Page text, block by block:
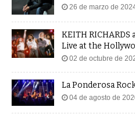
26 de marzo de
KEITH
Live at the
02 de octubre de
La Ponderosa
04 de agosto de